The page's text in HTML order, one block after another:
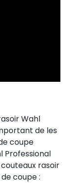
Wahl
de les
coupe
Professional
rasoir
coupe :